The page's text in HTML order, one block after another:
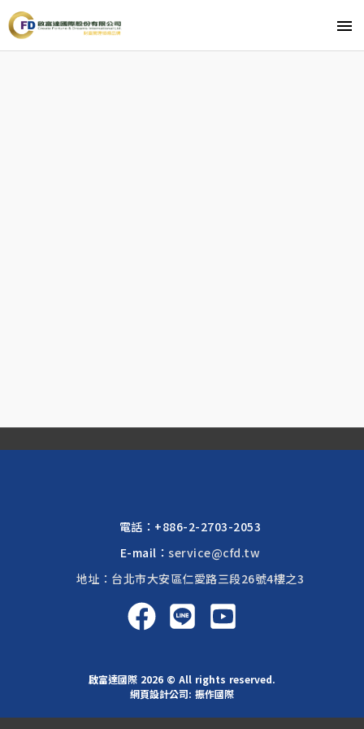
電話： +886-2-2703-2053
E-mail：service@cfd.tw
地址：台北市大安區仁愛路三段26號4樓之3
啟富達國際 2026 © All rights reserved.
網頁設計公司: 振作國際